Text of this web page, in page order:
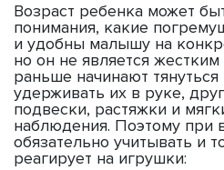
Возраст ребенка может
понимания, какие
и удобны малышу на
но он не является
раньше начинают
удерживать их в руке,
подвески, растяжки и
наблюдения. Поэтому при
обязательно учитывать и
реагирует на игрушки: